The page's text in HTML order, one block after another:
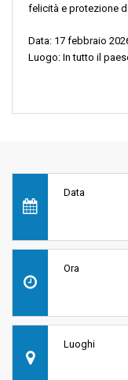
felicità e protezione
Data: 17 febbraio
Luogo: In tutto il
Data
Ora
Luoghi